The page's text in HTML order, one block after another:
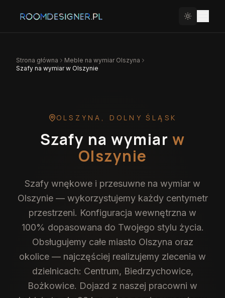
Strona główna Meble na wymiar Olszyna
Szafy na wymiar w Olszynie
OLSZYNA , DOLNY ŚLĄSK
Szafy na wymiar w
Olszynie
Szafy wnękowe i przesuwne na wymiar w
Olszynie — wykorzystujemy każdy centymetr
przestrzeni. Konfiguracja wewnętrzna w
100% dopasowana do Twojego stylu życia.
Obsługujemy całe miasto Olszyna oraz
okolice — najczęściej realizujemy zlecenia w
dzielnicach: Centrum, Biedrzychowice,
Bożkowice. Dojazd z naszej pracowni w